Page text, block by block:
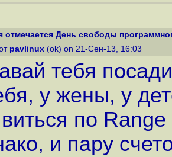
отмечается День свободы
pavlinux (ok) on 21-Сен-13, 16:03
тебя
у жены, у
по
и пару